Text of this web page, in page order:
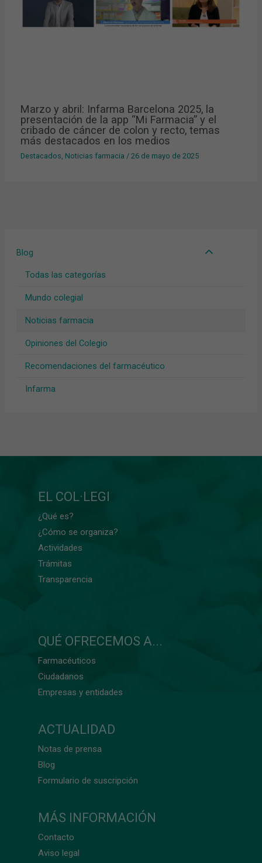
Blog
Todas las categorías
Mundo colegial
Noticias farmacia
Opiniones del Colegio
Recomendaciones del farmacéutico
Infarma
Marzo y abril: Infarma Barcelona 2025, la
presentación de la app “Mi Farmacia” y el
cribado de cáncer de colon y recto, temas
más destacados en los medios
Destacados Noticias farmacia /26 de mayo de 2025
EL COL·LEGI
¿Qué es?
¿Cómo se organiza?
Actividades
Trámitas
Transparencia
QUÉ OFRECEMOS A...
Farmacéuticos
Ciudadanos
Empresas y entidades
ACTUALIDAD
Notas de prensa
Blog
Formulario de suscripción
MÁS INFORMACIÓN
Contacto
Aviso legal